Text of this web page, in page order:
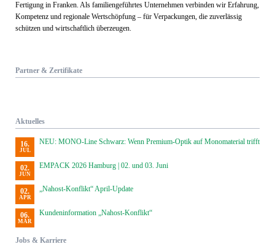
Fertigung in Franken. Als familien­geführtes Unternehmen verbinden wir Erfahrung,
Kom­petenz und regionale Wert­schöpfung – für Verpackungen, die zuverlässig
schützen und wirtschaftlich überzeugen.
Partner & Zertifikate
Aktuelles
16.
JUL
NEU: MONO-Line Schwarz: Wenn Premium-Optik auf Monomaterial trifft
02.
JUN
EMPACK 2026 Hamburg | 02. und 03. Juni
02.
APR
„Nahost-Konflikt“ April-Update
06.
MÄR
Kundeninformation „Nahost-Konflikt“
Jobs & Karriere